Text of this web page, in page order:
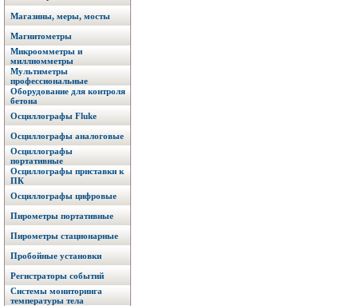
Магазины, меры, мосты
Магнитометры
Микроомметры и
миллиомметры
Мультиметры
профессиональные
Оборудование для контроля
бетона
Осциллографы Fluke
Осциллографы аналоговые
Осциллографы
портативные
Осциллографы приставки к
ПК
Осциллографы цифровые
Пирометры портативные
Пирометры стационарные
Пробойные установки
Регистраторы событий
Системы мониторинга
температуры тела